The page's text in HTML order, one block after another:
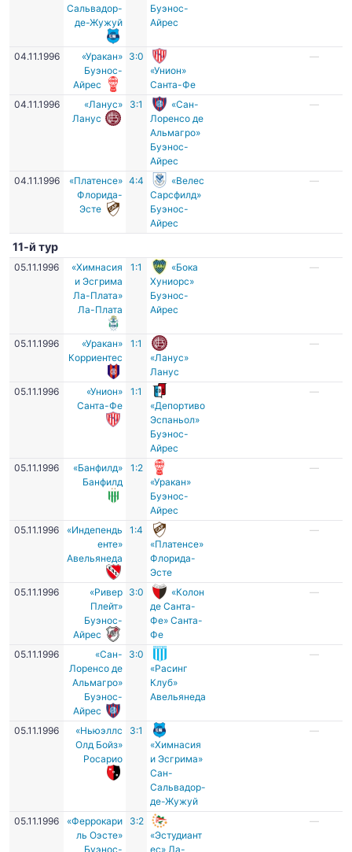
Сальвадор-
де-Жужуй
Буэнос-
Айрес
04.11.1996
«Уракан»
Буэнос-
Айрес
3:0
«Унион»
Санта-Фе
—
04.11.1996
«Ланус»
Ланус
3:1
«Сан-
Лоренсо де
Альмагро»
Буэнос-
Айрес
—
04.11.1996
«Платенсе»
Флорида-
Эсте
4:4
«Велес
Сарсфилд»
Буэнос-
Айрес
—
11-й тур
05.11.1996
«Химнасия
и Эсгрима
Ла-Плата»
Ла-Плата
1:1
«Бока
Хуниорс»
Буэнос-
Айрес
—
05.11.1996
«Уракан»
Корриентес
1:1
«Ланус»
Ланус
—
05.11.1996
«Унион»
Санта-Фе
1:1
«Депортиво
Эспаньол»
Буэнос-
Айрес
—
05.11.1996
«Банфилд»
Банфилд
1:2
«Уракан»
Буэнос-
Айрес
—
05.11.1996
«Индепендь
енте»
Авельянеда
1:4
«Платенсе»
Флорида-
Эсте
—
05.11.1996
«Ривер
Плейт»
Буэнос-
Айрес
3:0
«Колон
де Санта-
Фе» Санта-
Фе
—
05.11.1996
«Сан-
Лоренсо де
Альмагро»
Буэнос-
Айрес
3:0
«Расинг
Клуб»
Авельянеда
—
05.11.1996
«Ньюэллс
Олд Бойз»
Росарио
3:1
«Химнасия
и Эсгрима»
Сан-
Сальвадор-
де-Жужуй
—
05.11.1996
«Феррокари
ль Оэсте»
Буэнос-
3:2
«Эстудиант
ес» Ла-
—